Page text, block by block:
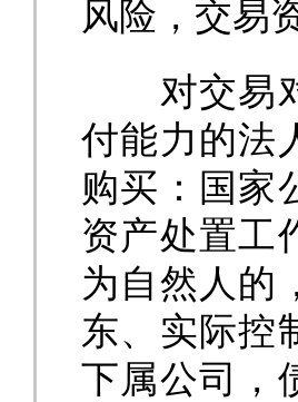
风险，交易
对交易对
付能力的法
购买：国家
资产处置工
为自然人的
东、实际控
下属公司，